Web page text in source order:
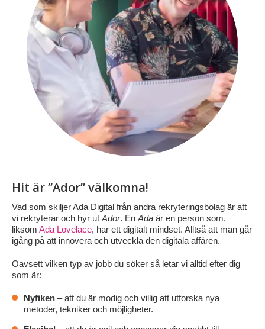
Hit är ”Ador” välkomna!
Vad som skiljer Ada Digital från andra rekryteringsbolag är att
vi rekryterar och hyr ut Ador. En Ada är en person som,
liksom Ada Lovelace, har ett digitalt mindset. Alltså att man går
igång på att innovera och utveckla den digitala affären.
Oavsett vilken typ av jobb du söker så letar vi alltid efter dig
som är:
Nyfiken – att du är modig och villig att utforska nya
metoder, tekniker och möjligheter.